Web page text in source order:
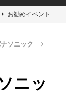
お勧めイベント
会積極採用企業
ト開催!! 】 世界
ソニック
ニッ